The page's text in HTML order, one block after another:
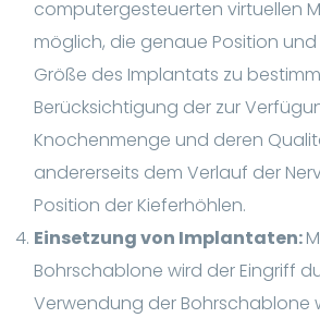
computergesteuerten virtuellen
möglich, die genaue Position
Größe des Implantats zu
Berücksichtigung der zur
Knochenmenge und deren
andererseits dem Verlauf der
Position der Kieferhöhlen.
Einsetzung von Implantaten:
Bohrschablone wird der Eingriff
Verwendung der Bohrschablone